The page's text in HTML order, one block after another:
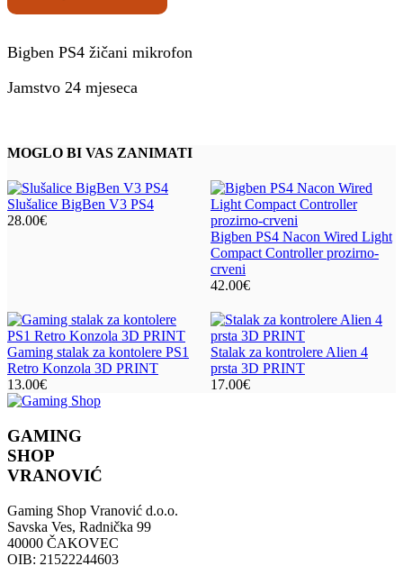
Bigben PS4 žičani mikrofon
Jamstvo 24 mjeseca
MOGLO BI VAS ZANIMATI
Slušalice BigBen V3 PS4
28.00€
Bigben PS4 Nacon Wired Light
Compact Controller prozirno-
crveni
42.00€
Gaming stalak za kontolere PS1
Retro Konzola 3D PRINT
13.00€
Stalak za kontrolere Alien 4
prsta 3D PRINT
17.00€
GAMING
SHOP
VRANOVIĆ
Gaming Shop Vranović d.o.o.
Savska Ves, Radnička 99
40000 ČAKOVEC
OIB: 21522244603